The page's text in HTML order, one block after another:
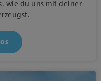
wie du uns mit deiner